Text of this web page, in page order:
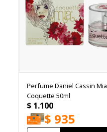
Perfume Daniel Cassin Mia
Coquette 50ml
$ 1.100
$ 935